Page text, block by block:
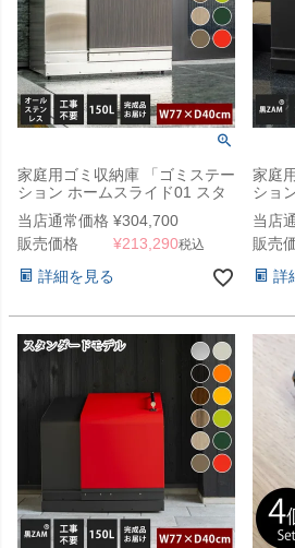
家庭用ゴミ収納庫 「ゴミステー
ション ホームスライド01 スタ
ンダードモデル オールステンレ
ス 150L」 （SG）
当店通常価格 ¥304,700
販売価格
¥213,290税込
詳細を見る
家庭
ショ
ミア
（SG
当店
販
詳